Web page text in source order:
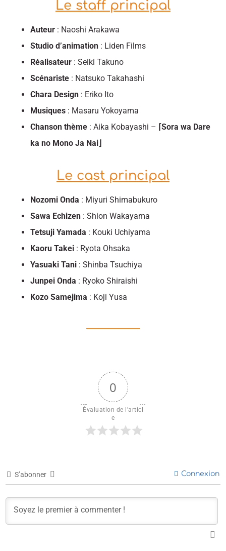
Le staff principal
Auteur : Naoshi Arakawa
Studio d’animation : Liden Films
Réalisateur : Seiki Takuno
Scénariste : Natsuko Takahashi
Chara Design : Eriko Ito
Musiques : Masaru Yokoyama
Chanson thème : Aika Kobayashi – ⌈Sora wa Dare
ka no Mono Ja Nai⌋
Le cast principal
Nozomi Onda : Miyuri Shimabukuro
Sawa Echizen : Shion Wakayama
Tetsuji Yamada : Kouki Uchiyama
Kaoru Takei : Ryota Ohsaka
Yasuaki Tani : Shinba Tsuchiya
Junpei Onda : Ryoko Shiraishi
Kozo Samejima : Koji Yusa
0
Évaluation de l'articl
e
S’abonner Connexion